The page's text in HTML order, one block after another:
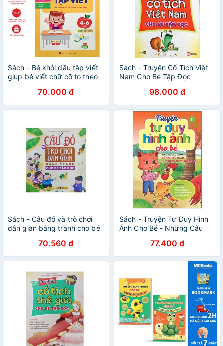
Sách - Bé khởi đầu tập viết
giúp bé viết chữ cỡ to theo
70.000 đ
Sách - Truyện Cổ Tích Việt
Nam Cho Bé Tập Đọc
98.000 đ
Sách - Câu đố và trò chơi
dân gian bằng tranh cho bé
70.560 đ
Sách - Truyện Tư Duy Hình
Ảnh Cho Bé - Những Câu
Sự Trung Thực, Khiêm Tốn
77.400 đ